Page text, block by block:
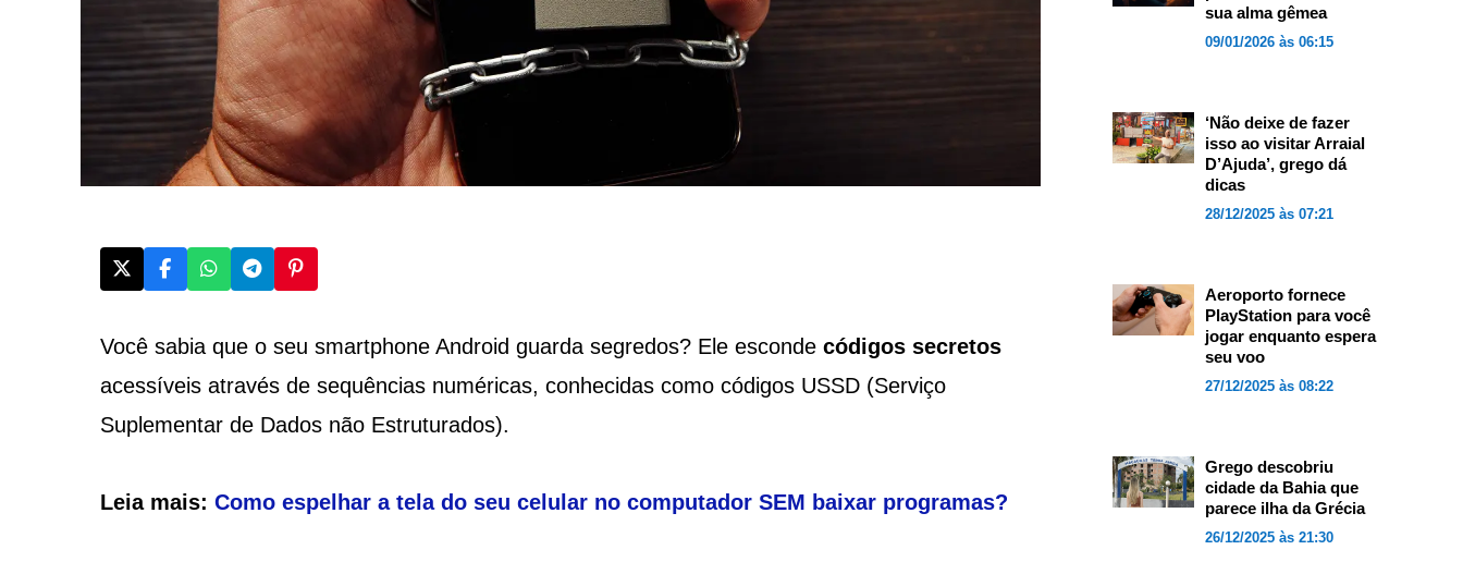
Você sabia que o seu smartphone Android guarda segredos? Ele esconde códigos secretos
acessíveis através de sequências numéricas, conhecidas como códigos USSD (Serviço
Suplementar de Dados não Estruturados).
Leia mais: Como espelhar a tela do seu celular no computador SEM baixar programas?
sua alma gêmea
09/01/2026 às 06:15
‘Não deixe de fazer
isso ao visitar Arraial
D’Ajuda’, grego dá
dicas
28/12/2025 às 07:21
Aeroporto fornece
PlayStation para você
jogar enquanto espera
seu voo
27/12/2025 às 08:22
Grego descobriu
cidade da Bahia que
parece ilha da Grécia
26/12/2025 às 21:30